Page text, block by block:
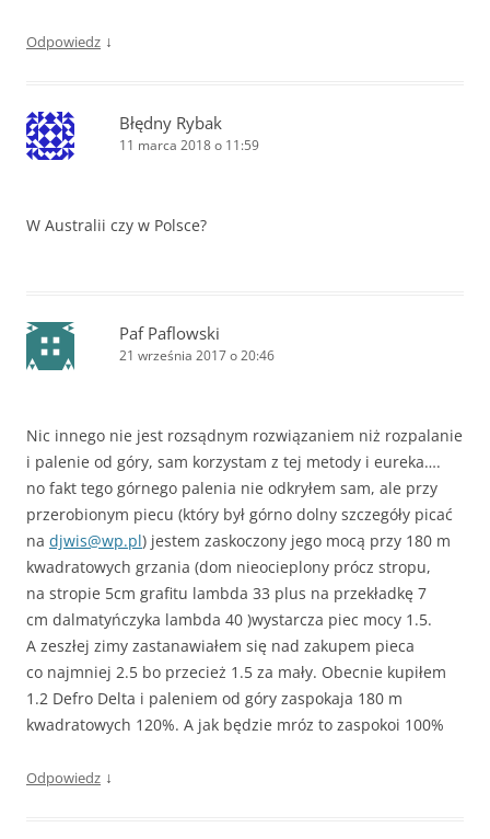
Odpowiedz ↓
Błędny Rybak
11 marca 2018 o 11:59
W Australii czy w Polsce?
Paf Paflowski
21 września 2017 o 20:46
Nic innego nie jest rozsądnym rozwiązaniem niż rozpalanie
i palenie od góry, sam korzystam z tej metody i eureka….
no fakt tego górnego palenia nie odkryłem sam, ale przy
przerobionym piecu (który był górno dolny szczegóły picać
na djwis@wp.pl) jestem zaskoczony jego mocą przy 180 m
kwadratowych grzania (dom nieocieplony prócz stropu,
na stropie 5cm grafitu lambda 33 plus na przekładkę 7
cm dalmatyńczyka lambda 40 )wystarcza piec mocy 1.5.
A zeszłej zimy zastanawiałem się nad zakupem pieca
co najmniej 2.5 bo przecież 1.5 za mały. Obecnie kupiłem
1.2 Defro Delta i paleniem od góry zaspokaja 180 m
kwadratowych 120%. A jak będzie mróz to zaspokoi 100%
Odpowiedz ↓